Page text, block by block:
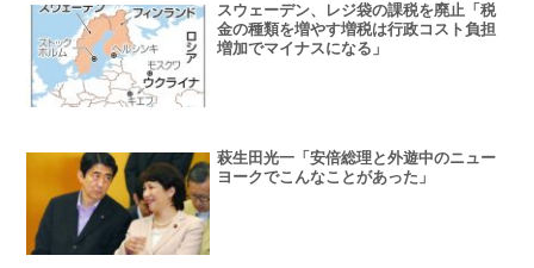
スウェーデン、レジ袋の課税を廃止「税
金の種類を増やす増税は行政コスト負担
増加でマイナスになる」
萩生田光一「安倍総理と外遊中のニュー
ヨークでこんなことがあった」